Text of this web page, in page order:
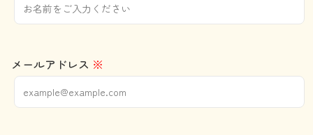
メールアドレス ※